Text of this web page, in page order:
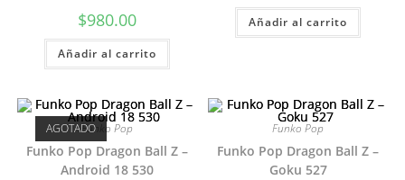
$980.00
Añadir al carrito
Añadir al carrito
AGOTADOFunko Pop
Funko Pop Dragon Ball Z –
Android 18 530
Funko Pop
Funko Pop Dragon Ball Z –
Goku 527